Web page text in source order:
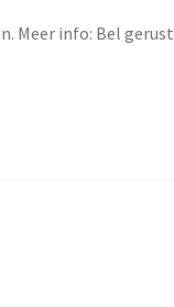
Meer info: Bel gerust